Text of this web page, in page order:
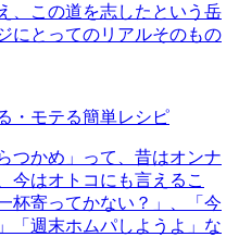
、この道を志したという岳
にとってのリアルそのもの
・モテる簡単レシピ
つかめ」って、昔はオンナ
今はオトコにも言えるこ
杯寄ってかない？」、「今
「週末ホムパしようよ」な